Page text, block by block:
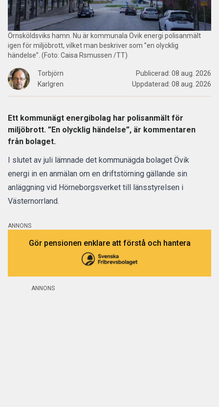
Örnsköldsviks hamn. Nu är kommunala Övik energi polisanmält
igen för miljöbrott, vilket man beskriver som ”en olycklig
händelse”. (Foto: Caisa Rsmussen /TT)
Torbjörn
Karlgren
Publicerad: 08 aug. 2026
Uppdaterad: 08 aug. 2026
Ett kommunägt energibolag har polisanmält för
miljöbrott. ”En olycklig händelse”, är kommentaren
från bolaget.
I slutet av juli lämnade det kommunägda bolaget Övik
energi in en anmälan om en driftstörning gällande sin
anläggning vid Hörneborgsverket till länsstyrelsen i
Västernorrland.
ANNONS
Gör pensionen enklare att förstå och hantera
ANNONS